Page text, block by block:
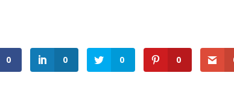
0 0 0 0